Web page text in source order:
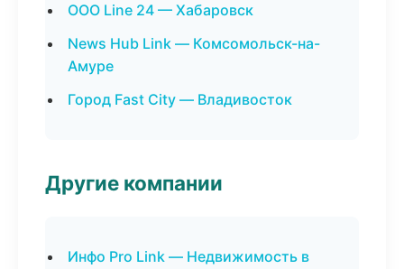
ООО Line 24 — Хабаровск
News Hub Link — Комсомольск-на-
Амуре
Город Fast City — Владивосток
Другие компании
Инфо Pro Link — Недвижимость в